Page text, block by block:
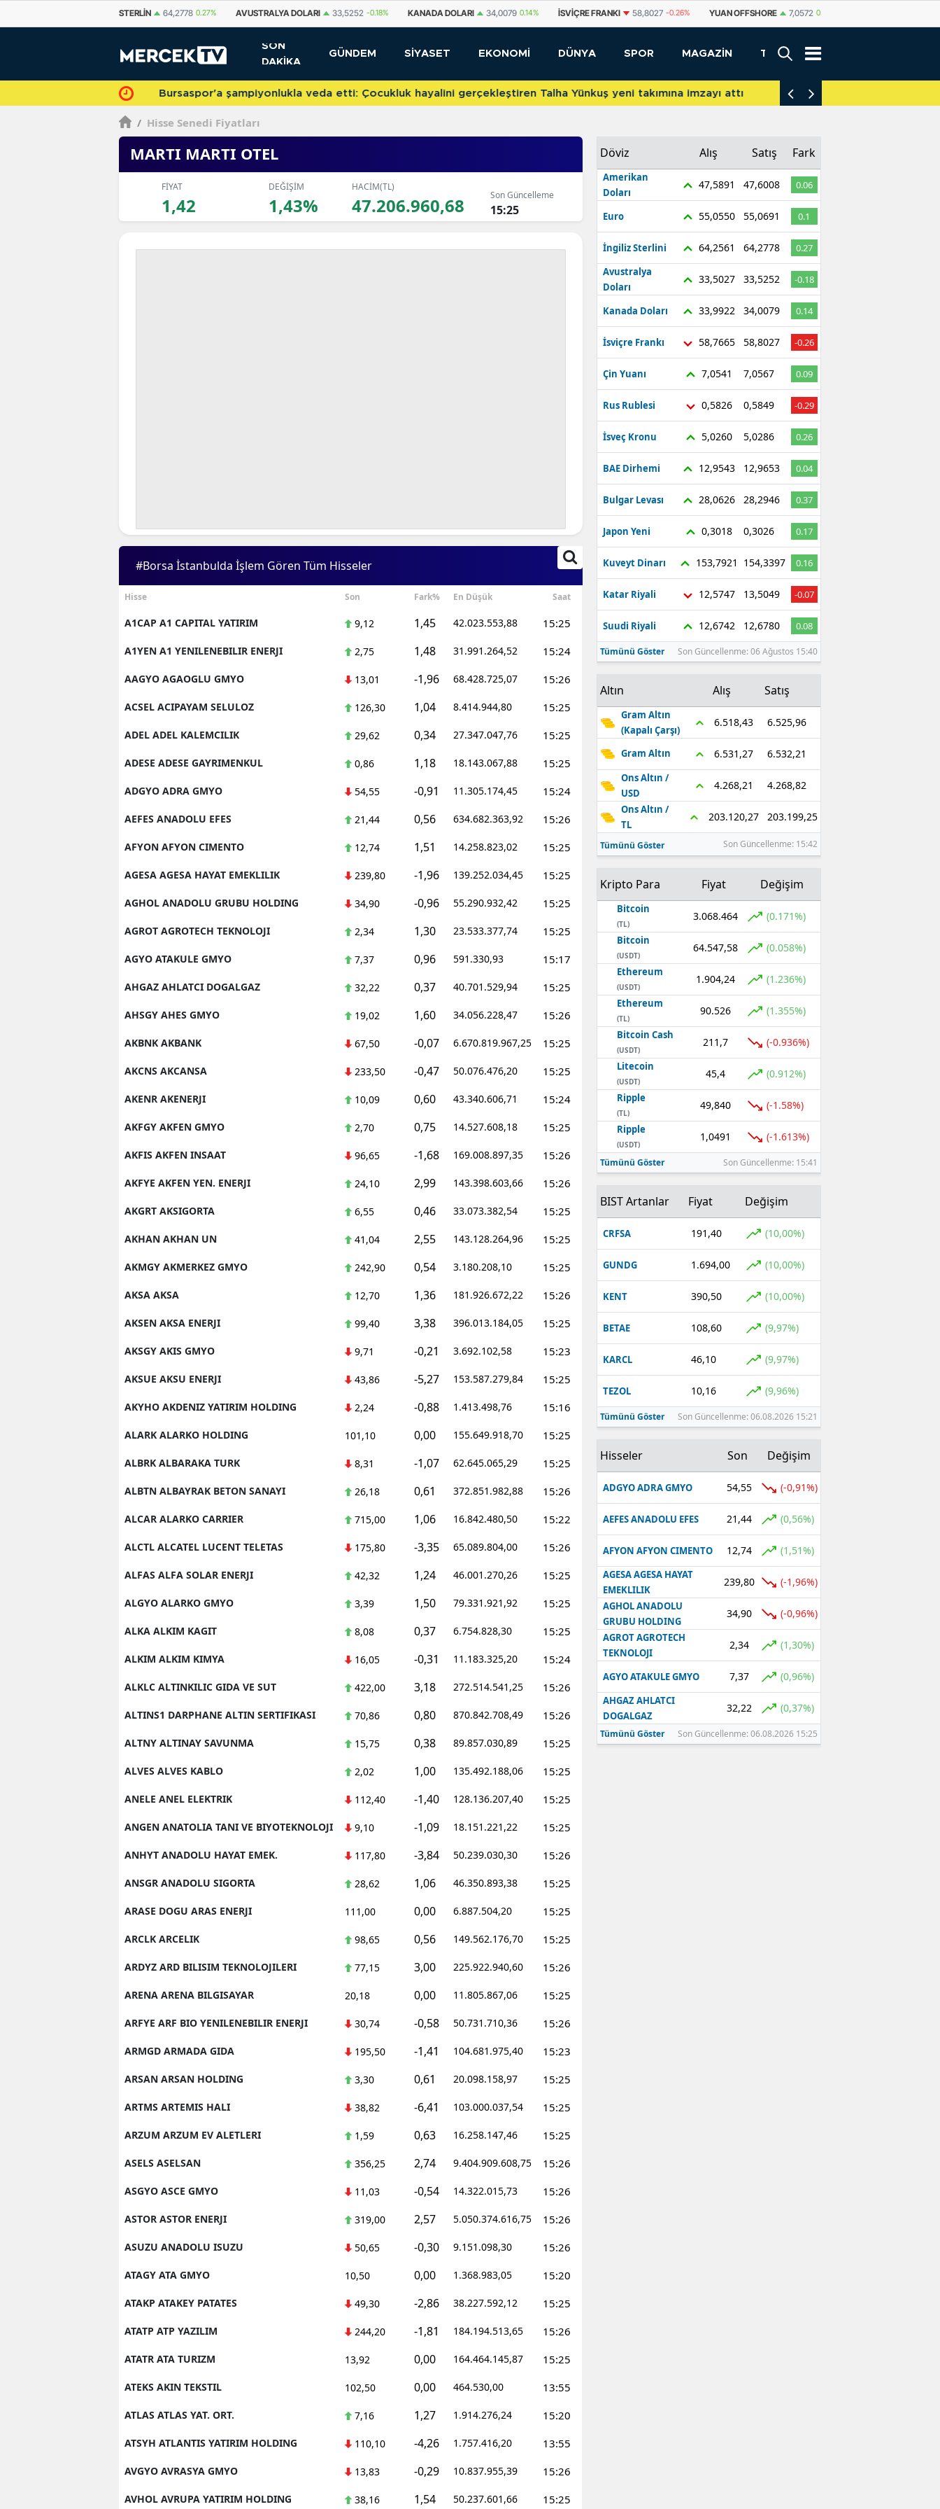
AVUSTRALYA DOLARI 33,5252 -0.18% KANADA DOLARI 34,0079 0.14% İSVIÇRE FRANKI 58,8027 -0.26% YUAN OFFSHORE 7,0572 0.08% YUAN 7,0567 0.09%
SON
DAKİKA
GÜNDEM SİYASET EKONOMİ DÜNYA SPOR MAGAZİN TEKNOLOJİ
Bursaspor'a şampiyonlukla veda etti: Çocukluk hayalini gerçekleştiren Talha Yünkuş yeni takımına imzayı attı
/ Hisse Senedi Fiyatları
MARTI MARTI OTEL
FİYAT
1,42
DEĞİŞİM
1,43%
HACİM(TL)
47.206.960,68 Son Güncelleme
15:25
#Borsa İstanbulda İşlem Gören Tüm Hisseler
Hisse Son Fark% En Düşük Saat
A1CAP A1 CAPITAL YATIRIM 9,12 1,45 42.023.553,88 15:25
A1YEN A1 YENILENEBILIR ENERJI 2,75 1,48 31.991.264,52 15:24
AAGYO AGAOGLU GMYO 13,01 -1,96 68.428.725,07 15:26
ACSEL ACIPAYAM SELULOZ 126,30 1,04 8.414.944,80 15:25
ADEL ADEL KALEMCILIK 29,62 0,34 27.347.047,76 15:25
ADESE ADESE GAYRIMENKUL 0,86 1,18 18.143.067,88 15:25
ADGYO ADRA GMYO 54,55 -0,91 11.305.174,45 15:24
AEFES ANADOLU EFES 21,44 0,56 634.682.363,92 15:26
AFYON AFYON CIMENTO 12,74 1,51 14.258.823,02 15:25
AGESA AGESA HAYAT EMEKLILIK 239,80 -1,96 139.252.034,45 15:25
AGHOL ANADOLU GRUBU HOLDING 34,90 -0,96 55.290.932,42 15:25
AGROT AGROTECH TEKNOLOJI 2,34 1,30 23.533.377,74 15:25
AGYO ATAKULE GMYO 7,37 0,96 591.330,93 15:17
AHGAZ AHLATCI DOGALGAZ 32,22 0,37 40.701.529,94 15:25
AHSGY AHES GMYO 19,02 1,60 34.056.228,47 15:26
AKBNK AKBANK 67,50 -0,07 6.670.819.967,25 15:25
AKCNS AKCANSA 233,50 -0,47 50.076.476,20 15:25
AKENR AKENERJI 10,09 0,60 43.340.606,71 15:24
AKFGY AKFEN GMYO 2,70 0,75 14.527.608,18 15:25
AKFIS AKFEN INSAAT 96,65 -1,68 169.008.897,35 15:26
AKFYE AKFEN YEN. ENERJI 24,10 2,99 143.398.603,66 15:26
AKGRT AKSIGORTA 6,55 0,46 33.073.382,54 15:25
AKHAN AKHAN UN 41,04 2,55 143.128.264,96 15:25
AKMGY AKMERKEZ GMYO 242,90 0,54 3.180.208,10 15:25
AKSA AKSA 12,70 1,36 181.926.672,22 15:26
AKSEN AKSA ENERJI 99,40 3,38 396.013.184,05 15:25
AKSGY AKIS GMYO 9,71 -0,21 3.692.102,58 15:23
AKSUE AKSU ENERJI 43,86 -5,27 153.587.279,84 15:25
AKYHO AKDENIZ YATIRIM HOLDING 2,24 -0,88 1.413.498,76 15:16
ALARK ALARKO HOLDING 101,10 0,00 155.649.918,70 15:25
ALBRK ALBARAKA TURK 8,31 -1,07 62.645.065,29 15:25
ALBTN ALBAYRAK BETON SANAYI 26,18 0,61 372.851.982,88 15:26
ALCAR ALARKO CARRIER 715,00 1,06 16.842.480,50 15:22
ALCTL ALCATEL LUCENT TELETAS 175,80 -3,35 65.089.804,00 15:26
ALFAS ALFA SOLAR ENERJI 42,32 1,24 46.001.270,26 15:25
ALGYO ALARKO GMYO 3,39 1,50 79.331.921,92 15:25
ALKA ALKIM KAGIT 8,08 0,37 6.754.828,30 15:25
ALKIM ALKIM KIMYA 16,05 -0,31 11.183.325,20 15:24
ALKLC ALTINKILIC GIDA VE SUT 422,00 3,18 272.514.541,25 15:26
ALTINS1 DARPHANE ALTIN SERTIFIKASI 70,86 0,80 870.842.708,49 15:26
ALTNY ALTINAY SAVUNMA 15,75 0,38 89.857.030,89 15:25
ALVES ALVES KABLO 2,02 1,00 135.492.188,06 15:25
ANELE ANEL ELEKTRIK 112,40 -1,40 128.136.207,40 15:25
ANGEN ANATOLIA TANI VE BIYOTEKNOLOJI 9,10 -1,09 18.151.221,22 15:25
ANHYT ANADOLU HAYAT EMEK. 117,80 -3,84 50.239.030,30 15:26
ANSGR ANADOLU SIGORTA 28,62 1,06 46.350.893,38 15:25
ARASE DOGU ARAS ENERJI 111,00 0,00 6.887.504,20 15:25
ARCLK ARCELIK 98,65 0,56 149.562.176,70 15:25
ARDYZ ARD BILISIM TEKNOLOJILERI 77,15 3,00 225.922.940,60 15:26
ARENA ARENA BILGISAYAR 20,18 0,00 11.805.867,06 15:25
ARFYE ARF BIO YENILENEBILIR ENERJI 30,74 -0,58 50.731.710,36 15:26
ARMGD ARMADA GIDA 195,50 -1,41 104.681.975,40 15:23
ARSAN ARSAN HOLDING 3,30 0,61 20.098.158,97 15:25
ARTMS ARTEMIS HALI 38,82 -6,41 103.000.037,54 15:25
ARZUM ARZUM EV ALETLERI 1,59 0,63 16.258.147,46 15:25
ASELS ASELSAN 356,25 2,74 9.404.909.608,75 15:26
ASGYO ASCE GMYO 11,03 -0,54 14.322.015,73 15:26
ASTOR ASTOR ENERJI 319,00 2,57 5.050.374.616,75 15:26
ASUZU ANADOLU ISUZU 50,65 -0,30 9.151.098,30 15:26
ATAGY ATA GMYO 10,50 0,00 1.368.983,05 15:20
ATAKP ATAKEY PATATES 49,30 -2,86 38.227.592,12 15:25
ATATP ATP YAZILIM 244,20 -1,81 184.194.513,65 15:26
ATATR ATA TURIZM 13,92 0,00 164.464.145,87 15:25
ATEKS AKIN TEKSTIL 102,50 0,00 464.530,00 13:55
ATLAS ATLAS YAT. ORT. 7,16 1,27 1.914.276,24 15:20
ATSYH ATLANTIS YATIRIM HOLDING 110,10 -4,26 1.757.416,20 13:55
AVGYO AVRASYA GMYO 13,83 -0,29 10.837.955,39 15:26
AVHOL AVRUPA YATIRIM HOLDING 38,16 1,54 50.237.601,66 15:25
Döviz Alış Satış Fark
Amerikan
Doları
47,5891 47,6008 0.06
Euro 55,0550 55,0691 0.1
İngiliz Sterlini 64,2561 64,2778
0.27
Avustralya
Doları
33,5027 33,5252 -0.18
Kanada Doları 33,9922 34,0079 0.14
İsviçre Frankı 58,7665 58,8027 -0.26
Çin Yuanı 7,0541 7,0567 0.09
Rus Rublesi 0,5826 0,5849 -0.29
İsveç Kronu 5,0260 5,0286 0.26
BAE Dirhemi 12,9543 12,9653 0.04
Bulgar Levası 28,0626 28,2946 0.37
Japon Yeni 0,3018 0,3026 0.17
Kuveyt Dinarı 153,7921 154,3397 0.16
Katar Riyali 12,5747 13,5049 -0.07
Suudi Riyali 12,6742 12,6780 0.08
Tümünü Göster Son Güncellenme: 06 Ağustos 15:40
Altın Alış Satış
Gram Altın
(Kapalı Çarşı)
6.518,43 6.525,96
Gram Altın 6.531,27 6.532,21
Ons Altın /
USD
4.268,21 4.268,82
Ons Altın /
TL
203.120,27 203.199,25
Tümünü Göster Son Güncellenme: 15:42
Kripto Para Fiyat Değişim
Bitcoin
(TL)
3.068.464 (0.171%)
Bitcoin
(USDT)
64.547,58 (0.058%)
Ethereum
(USDT)
1.904,24 (1.236%)
Ethereum
(TL)
90.526 (1.355%)
Bitcoin Cash
(USDT)
211,7 (-0.936%)
Litecoin
(USDT)
45,4 (0.912%)
Ripple
(TL)
49,840 (-1.58%)
Ripple
(USDT)
1,0491 (-1.613%)
Tümünü Göster Son Güncellenme: 15:41
BIST Artanlar Fiyat Değişim
CRFSA 191,40 (10,00%)
GUNDG 1.694,00 (10,00%)
KENT 390,50 (10,00%)
BETAE 108,60 (9,97%)
KARCL 46,10 (9,97%)
TEZOL 10,16 (9,96%)
Tümünü Göster Son Güncellenme: 06.08.2026 15:21
Hisseler Son Değişim
ADGYO ADRA GMYO 54,55 (-0,91%)
AEFES ANADOLU EFES 21,44 (0,56%)
AFYON AFYON CIMENTO 12,74 (1,51%)
AGESA AGESA HAYAT
EMEKLILIK
239,80 (-1,96%)
AGHOL ANADOLU
GRUBU HOLDING
34,90 (-0,96%)
AGROT AGROTECH
TEKNOLOJI
2,34 (1,30%)
AGYO ATAKULE GMYO 7,37 (0,96%)
AHGAZ AHLATCI
DOGALGAZ
32,22 (0,37%)
Tümünü Göster Son Güncellenme: 06.08.2026 15:25